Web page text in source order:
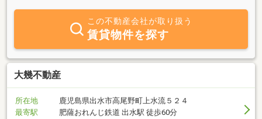
この不動産会社が取り扱う
賃貸物件を探す
大幾不動産
所在地
鹿児島県出水市高尾野町上水流５２４
最寄駅
肥薩おれんじ鉄道 出水駅 徒歩60分